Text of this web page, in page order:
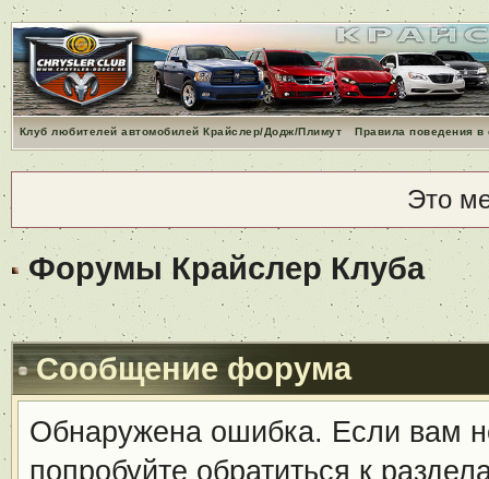
Клуб любителей автомобилей Крайслер/Додж/Плимут Правила поведения
Это
Форумы Крайслер Клуба
Сообщение форума
Обнаружена ошибка. Если вам
попробуйте обратиться к